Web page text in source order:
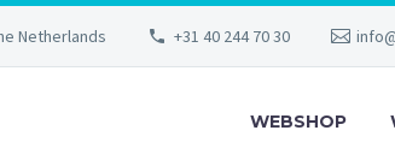
Netherlands +31 40 244 70 30
WEBSHOP